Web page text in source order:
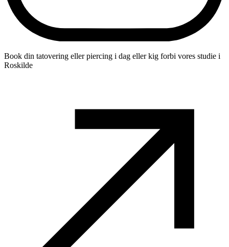
Book din tatovering eller piercing i dag eller kig forbi vores studie i
Roskilde